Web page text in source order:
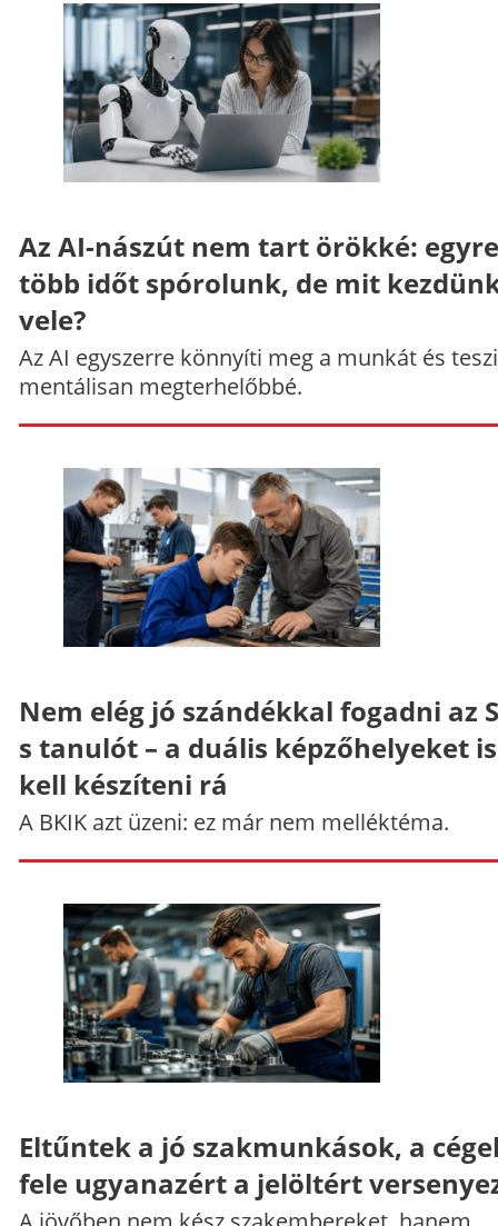
Az AI-nászút nem tart örökké: egyre
több időt spórolunk, de mit
vele?
Az AI egyszerre könnyíti meg a munkát és
mentálisan megterhelőbbé.
Nem elég jó szándékkal fogadni az
s tanulót – a duális képzőhelyeket
kell készíteni rá
A BKIK azt üzeni: ez már nem melléktéma.
Eltűntek a jó szakmunkások, a
fele ugyanazért a jelöltért